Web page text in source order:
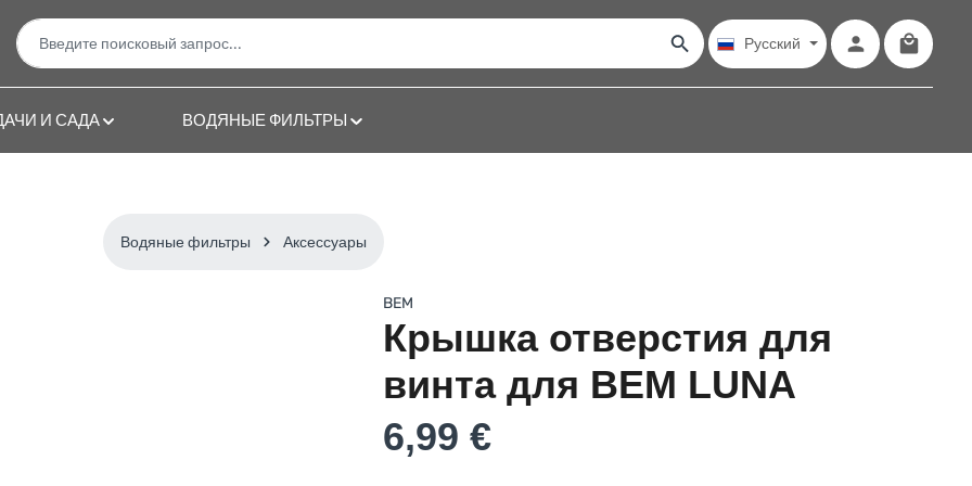
Русский
И САДА ВОДЯНЫЕ ФИЛЬТРЫ
Водяные фильтры Аксессуары
BEM
Крышка отверстия для
винта для BEM LUNA
6,99 €